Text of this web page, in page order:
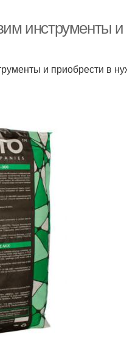
инструменты и
и приобрести в